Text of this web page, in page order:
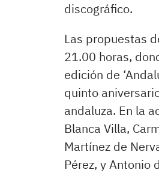
discográfico.
Las propuestas
21.00 horas,
edición de
quinto
andaluza. En la
Blanca Villa,
Martínez de
Pérez, y Antonio